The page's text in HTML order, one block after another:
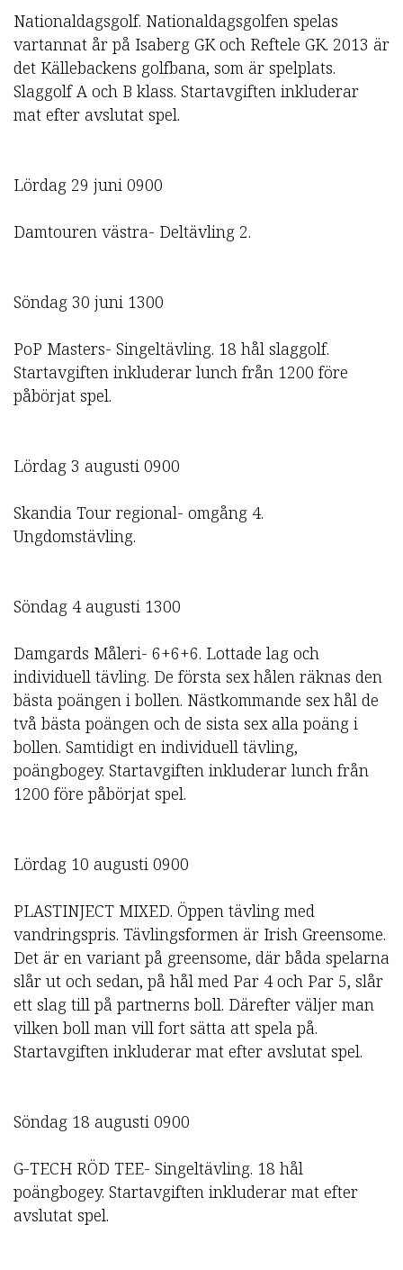
Nationaldagsgolf. Nationaldagsgolfen spelas
vartannat år på Isaberg GK och Reftele GK. 2013 är
det Källebackens golfbana, som är spelplats.
Slaggolf A och B klass. Startavgiften inkluderar
mat efter avslutat spel.
Lördag 29 juni 0900
Damtouren västra- Deltävling 2.
Söndag 30 juni 1300
PoP Masters- Singeltävling. 18 hål slaggolf.
Startavgiften inkluderar lunch från 1200 före
påbörjat spel.
Lördag 3 augusti 0900
Skandia Tour regional- omgång 4.
Ungdomstävling.
Söndag 4 augusti 1300
Damgards Måleri- 6+6+6. Lottade lag och
individuell tävling. De första sex hålen räknas den
bästa poängen i bollen. Nästkommande sex hål de
två bästa poängen och de sista sex alla poäng i
bollen. Samtidigt en individuell tävling,
poängbogey. Startavgiften inkluderar lunch från
1200 före påbörjat spel.
Lördag 10 augusti 0900
PLASTINJECT MIXED. Öppen tävling med
vandringspris. Tävlingsformen är Irish Greensome.
Det är en variant på greensome, där båda spelarna
slår ut och sedan, på hål med Par 4 och Par 5, slår
ett slag till på partnerns boll. Därefter väljer man
vilken boll man vill fort sätta att spela på.
Startavgiften inkluderar mat efter avslutat spel.
Söndag 18 augusti 0900
G-TECH RÖD TEE- Singeltävling. 18 hål
poängbogey. Startavgiften inkluderar mat efter
avslutat spel.